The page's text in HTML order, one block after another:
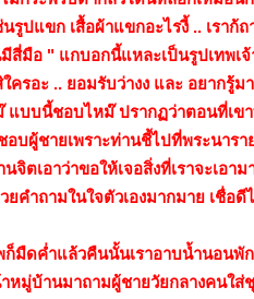
ปแขก เสื้อผ้าแขกอะไรงี้ .. เราก้
สี่มือ " แกบอกนี้แหละเป็นรูปเทพเ
ครอะ .. ยอมรับว่างง และ อยาก
บบนี้ชอบไหม๊ ปรากฏว่าตอนที่เขา
อบผู้ชายเพราะท่านชี้ไปที่พระนาร
จิตเอาว่าขอให้เจอสิ่งที่เราจะเอ
ยคำถามในใจตัวเองมากมาย เชื่อ
ก็มืดค่ำแล้วคืนนั้นเราอาบน้ำนอนพั
มู่บ้านมาถามผู้ชายวัยกลางคนใส่